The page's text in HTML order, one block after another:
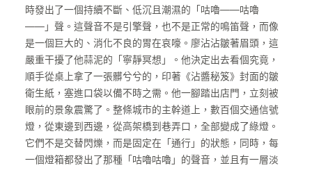
時發出了一個持續不斷、低沉且潮濕的「咕嚕——咕嚕
——」聲。這聲音不是引擎聲，也不是正常的鳴笛聲，而像
是一個巨大的、消化不良的胃在哀嚎。廖沾沾皺著眉頭，這
嚴重干擾了他蒜泥的「寧靜冥想」。他決定出去看個究竟，
順手從桌上拿了一張髒兮兮的，印著《沾醬秘笈》封面的皺
衛生紙，塞進口袋以備不時之需。他一腳踏出店門，立刻被
眼前的景象震驚了。整條城市的主幹道上，數百個交通信號
燈，從東邊到西邊，從高架橋到巷弄口，全部變成了綠燈。
它們不是交替閃爍，而是固定在「通行」的狀態，同時，每
一個燈箱都發出了那種「咕嚕咕嚕」的聲音，並且有一層淡